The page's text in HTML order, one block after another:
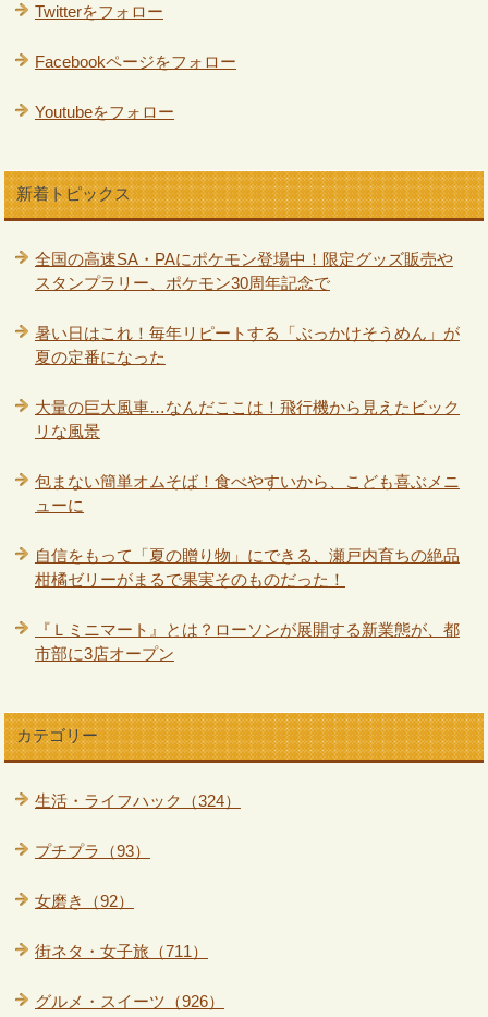
Twitterをフォロー
Facebookページをフォロー
Youtubeをフォロー
新着トピックス
全国の高速SA・PAにポケモン登場中！限定グッズ販売や
スタンプラリー、ポケモン30周年記念で
暑い日はこれ！毎年リピートする「ぶっかけそうめん」が
夏の定番になった
大量の巨大風車…なんだここは！飛行機から見えたビック
リな風景
包まない簡単オムそば！食べやすいから、こども喜ぶメニ
ューに
自信をもって「夏の贈り物」にできる、瀬戸内育ちの絶品
柑橘ゼリーがまるで果実そのものだった！
『Ｌミニマート』とは？ローソンが展開する新業態が、都
市部に3店オープン
カテゴリー
生活・ライフハック（324）
プチプラ（93）
女磨き（92）
街ネタ・女子旅（711）
グルメ・スイーツ（926）